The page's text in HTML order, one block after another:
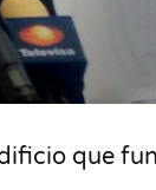
que